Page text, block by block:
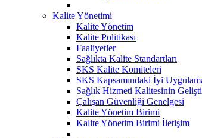
Kalite Yönetimi
Kalite Yönetim
Kalite Politikası
Faaliyetler
Sağlıkta Kalite Standartları
SKS Kalite Komiteleri
SKS Kapsamındaki İyi
Sağlık Hizmeti Kalitesinin
Çalışan Güvenliği Genelgesi
Kalite Yönetim Birimi
Kalite Yönetim Birimi İletişim